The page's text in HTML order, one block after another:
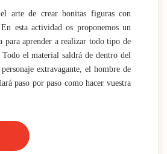
arte de crear bonitas figuras con
esta actividad os proponemos un
para aprender a realizar todo tipo de
el material saldrá de dentro del
extravagante, el hombre de
paso por paso como hacer vuestra